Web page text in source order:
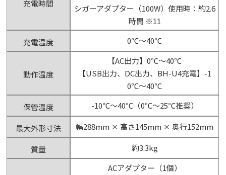
充電時間
シガーアダプター（100W）使用時：約2.6
時間 ※11
充電温度
0℃～40℃
動作温度
【AC出力】0℃～40℃
【USB出力、DC出力、BH-U4充電】-1
0℃～40℃
保管温度
-10℃～40℃（0℃～25℃推奨）
最大外形寸法 幅288mm × 高さ145mm × 奥行152mm
質量 約3.3kg
ACアダプター（1個）